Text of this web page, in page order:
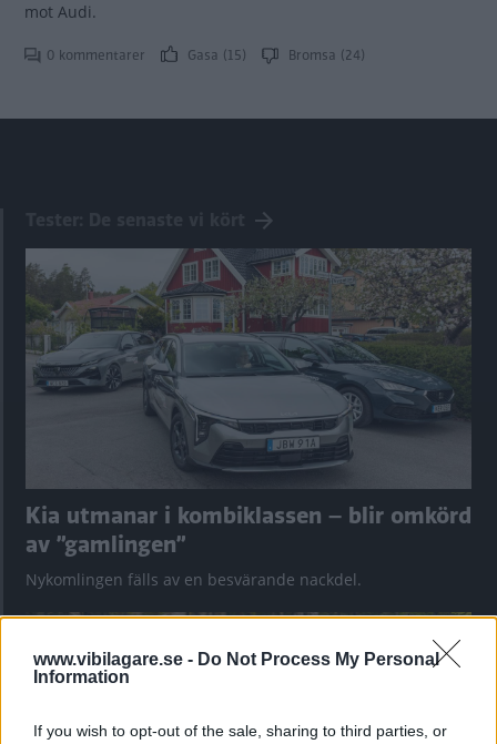
www.vibilagare.se - Do Not Process My Personal
Information
If you wish to opt-out of the sale, sharing to third parties, or
mot Audi.
0 kommentarer Gasa (15) Bromsa (24)
Kia utmanar i kombiklassen – blir omkörd
av ”gamlingen”
Nykomlingen fälls av en besvärande nackdel.